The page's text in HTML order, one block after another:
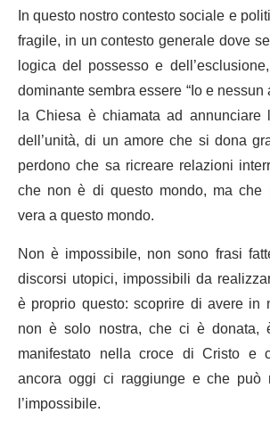
In questo nostro contesto sociale e
fragile, in un contesto generale dove
logica del possesso e
dominante sembra essere “Io e nessun
la Chiesa è chiamata ad annunciare
dell’unità, di un amore che si dona
perdono che sa ricreare relazioni
che non è di questo mondo, ma
vera a questo mondo.
Non è impossibile, non sono frasi
discorsi utopici, impossibili da
è proprio questo: scoprire di avere
non è solo nostra, che ci è donata,
manifestato nella croce di Cristo e
ancora oggi ci raggiunge e che può
l’impossibile.